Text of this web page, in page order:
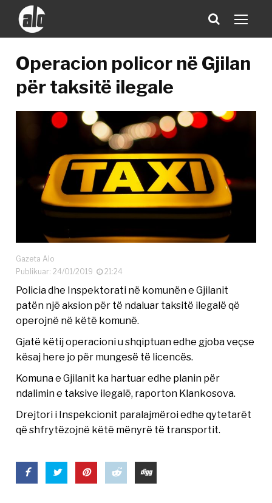
Operacion policor në Gjilan
për taksitë ilegale
Gazeta Alo
Publikuar: 24/01/2019
21:24
Policia dhe Inspektorati në komunën e Gjilanit
patën një aksion për të ndaluar taksitë ilegalë që
operojnë në këtë komunë.
Gjatë këtij operacioni u shqiptuan edhe gjoba veçse
kësaj here jo për mungesë të licencës.
Komuna e Gjilanit ka hartuar edhe planin për
ndalimin e taksive ilegalë, raporton Klankosova.
Drejtori i Inspekcionit paralajmëroi edhe qytetarët
që shfrytëzojnë këtë mënyrë të transportit.